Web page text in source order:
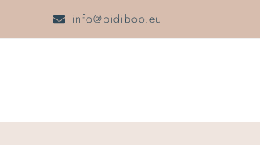
info@bidiboo.eu